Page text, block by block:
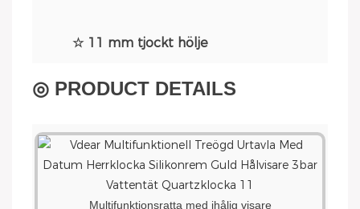
☆ 11 mm tjockt hölje
◎ PRODUCT DETAILS
Multifunktionsratta med ihålig visare